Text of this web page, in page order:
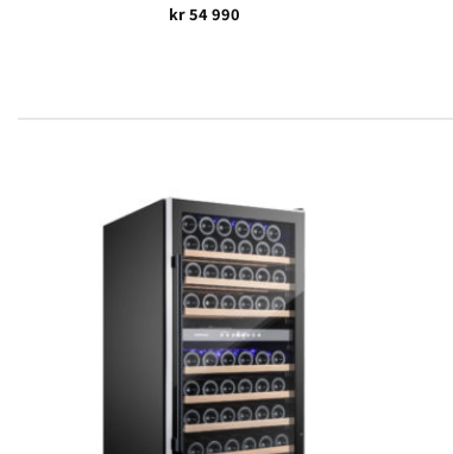
kr54 990